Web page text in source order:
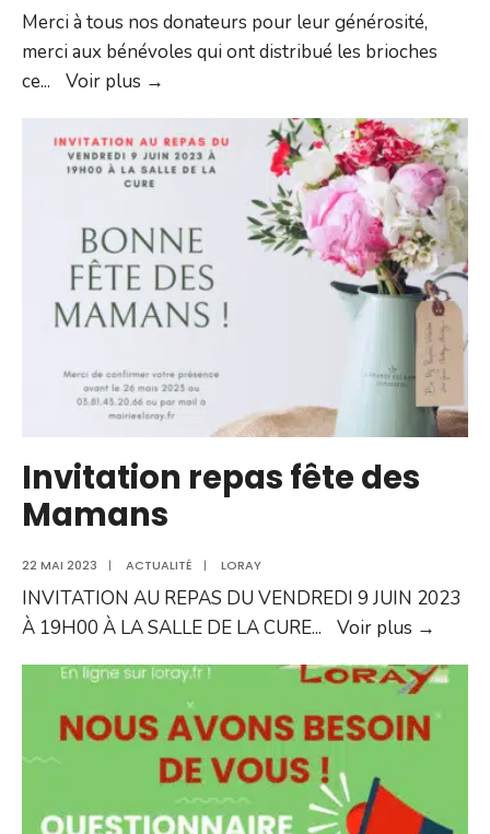
Merci à tous nos donateurs pour leur générosité,
merci aux bénévoles qui ont distribué les brioches
ce... Voir plus →
brioche
commune
LORAY
Invitation repas fête des
Mamans
22 MAI 2023 | ACTUALITÉ | LORAY
INVITATION AU REPAS DU VENDREDI 9 JUIN 2023
À 19H00 À LA SALLE DE LA CURE... Voir plus →
fête
des